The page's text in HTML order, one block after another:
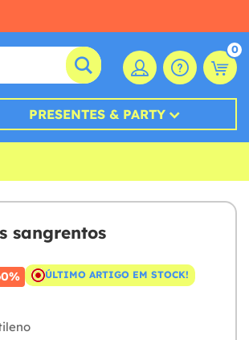
0
PRESENTES & PARTY
sangrentos
ÚLTIMO ARTIGO EM STOCK!